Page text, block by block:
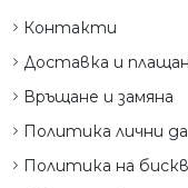
Контакти
Доставка и
Връщане и замяна
Политика лични
Политика на